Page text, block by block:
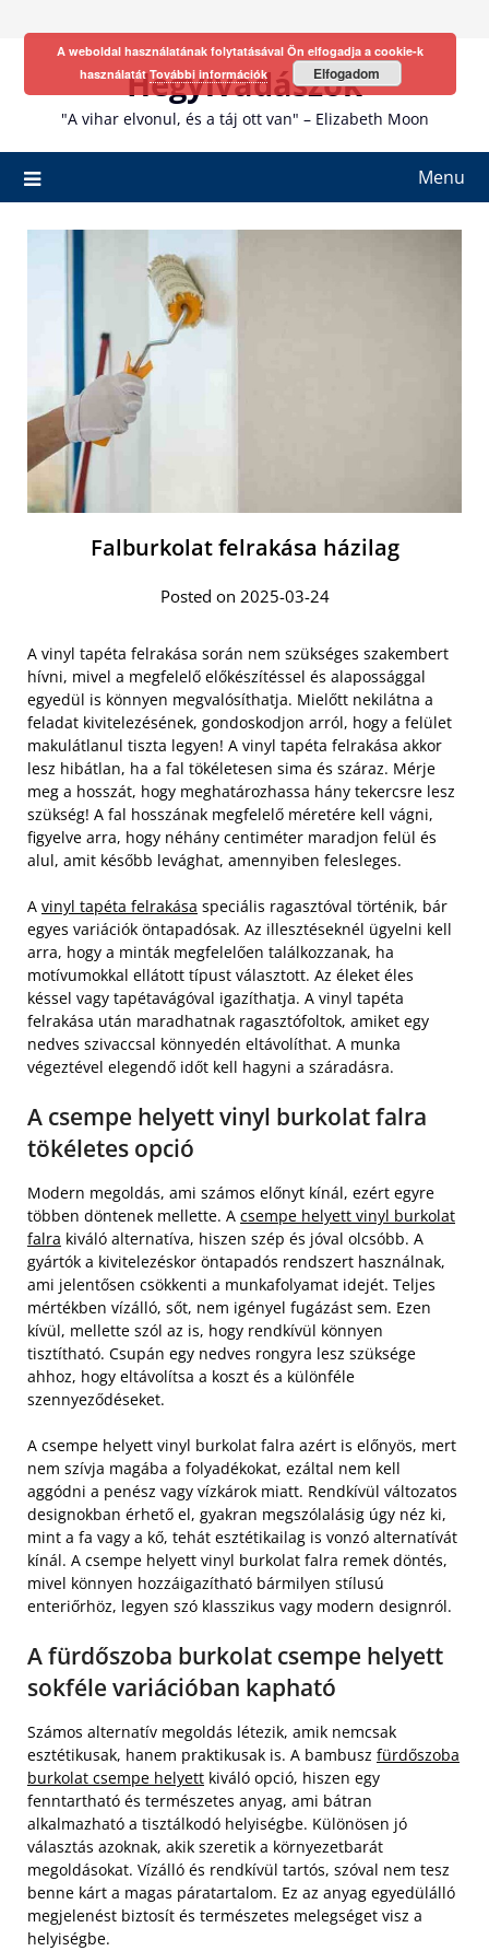
Hegyivadászok
"A vihar elvonul, és a táj ott van" – Elizabeth Moon
Menu
Falburkolat felrakása házilag
Posted on 2025-03-24
A vinyl tapéta felrakása során nem szükséges szakembert
hívni, mivel a megfelelő előkészítéssel és alapossággal
egyedül is könnyen megvalósíthatja. Mielőtt nekilátna a
feladat kivitelezésének, gondoskodjon arról, hogy a felület
makulátlanul tiszta legyen! A vinyl tapéta felrakása akkor
lesz hibátlan, ha a fal tökéletesen sima és száraz. Mérje
meg a hosszát, hogy meghatározhassa hány tekercsre lesz
szükség! A fal hosszának megfelelő méretére kell vágni,
figyelve arra, hogy néhány centiméter maradjon felül és
alul, amit később levághat, amennyiben felesleges.
A vinyl tapéta felrakása speciális ragasztóval történik, bár
egyes variációk öntapadósak. Az illesztéseknél ügyelni kell
arra, hogy a minták megfelelően találkozzanak, ha
motívumokkal ellátott típust választott. Az éleket éles
késsel vagy tapétavágóval igazíthatja. A vinyl tapéta
felrakása után maradhatnak ragasztófoltok, amiket egy
nedves szivaccsal könnyedén eltávolíthat. A munka
végeztével elegendő időt kell hagyni a száradásra.
A csempe helyett vinyl burkolat falra
tökéletes opció
Modern megoldás, ami számos előnyt kínál, ezért egyre
többen döntenek mellette. A csempe helyett vinyl burkolat
falra kiváló alternatíva, hiszen szép és jóval olcsóbb. A
gyártók a kivitelezéskor öntapadós rendszert használnak,
ami jelentősen csökkenti a munkafolyamat idejét. Teljes
mértékben vízálló, sőt, nem igényel fugázást sem. Ezen
kívül, mellette szól az is, hogy rendkívül könnyen
tisztítható. Csupán egy nedves rongyra lesz szüksége
ahhoz, hogy eltávolítsa a koszt és a különféle
szennyeződéseket.
A csempe helyett vinyl burkolat falra azért is előnyös, mert
nem szívja magába a folyadékokat, ezáltal nem kell
aggódni a penész vagy vízkárok miatt. Rendkívül változatos
designokban érhető el, gyakran megszólalásig úgy néz ki,
mint a fa vagy a kő, tehát esztétikailag is vonzó alternatívát
kínál. A csempe helyett vinyl burkolat falra remek döntés,
mivel könnyen hozzáigazítható bármilyen stílusú
enteriőrhöz, legyen szó klasszikus vagy modern designról.
A fürdőszoba burkolat csempe helyett
sokféle variációban kapható
Számos alternatív megoldás létezik, amik nemcsak
esztétikusak, hanem praktikusak is. A bambusz fürdőszoba
burkolat csempe helyett kiváló opció, hiszen egy
fenntartható és természetes anyag, ami bátran
alkalmazható a tisztálkodó helyiségbe. Különösen jó
választás azoknak, akik szeretik a környezetbarát
megoldásokat. Vízálló és rendkívül tartós, szóval nem tesz
benne kárt a magas páratartalom. Ez az anyag egyedülálló
megjelenést biztosít és természetes melegséget visz a
helyiségbe.
A weboldal használatának folytatásával Ön elfogadja a cookie-k
használatátTovábbi információk Elfogadom